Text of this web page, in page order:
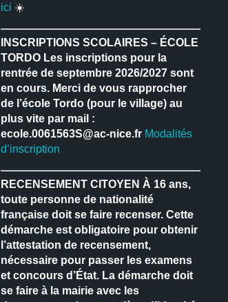
ici ☀️
INSCRIPTIONS SCOLAIRES – ÉCOLE
TORDOLes inscriptions pour la
rentrée de septembre 2026/2027 sont
en cours. Merci de vous rapprocher
de l’école Tordo (pour le village) au
plus vite par mail :
ecole.0061563S@ac-nice.fr Modalités
d’inscription
RECENSEMENT CITOYEN À 16 ans,
toute personne de nationalité
française doit se faire recenser. Cette
démarche est obligatoire pour obtenir
l’attestation de recensement,
nécessaire pour passer les examens
et concours d’État.La démarche doit
se faire à la mairie avec les